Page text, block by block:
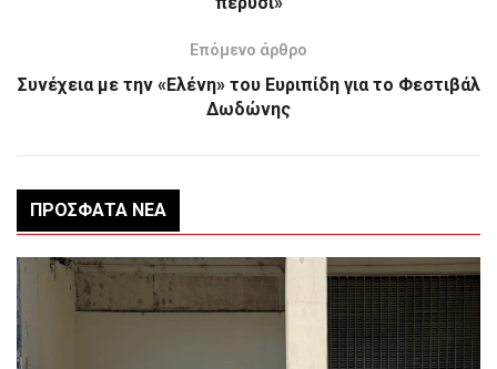
Επόμενο άρθρο
Συνέχεια με την «Ελένη» του Ευριπίδη για το Φεστιβάλ
Δωδώνης
ΠΡΌΣΦΑΤΑ ΝΈΑ